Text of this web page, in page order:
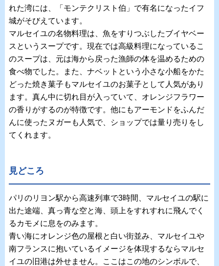
れた湾には、「モンテクリスト伯」で有名になったイフ
城がそびえています。
マルセイユの名物料理は、魚をすりつぶしたブイヤベー
スというスープです。現在では高級料理になっているこ
のスープは、元は海から戻った漁師の体を温めるための
食べ物でした。また、ナベットという小さな小船をかた
どった焼き菓子もマルセイユのお菓子として人気があり
ます。真ん中に切れ目が入っていて、オレンジフラワー
の香りがするのが特徴です。他にもアーモンドをふんだ
んに使ったヌガーも人気で、ショップでは量り売りをし
てくれます。
見どころ
パリのリヨン駅から高速列車で3時間、マルセイユの駅に
出た途端、真っ青な空と海、頭上をすれすれに飛んでく
るカモメに息をのみます。
青い海にオレンジ色の屋根と白い街並み、マルセイユや
南フランスに抱いているイメージを体現するならマルセ
イユの旧港は外せません。ここはこの地のシンボルで、